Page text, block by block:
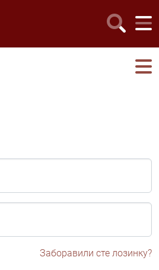
Заборавили сте лозинку?